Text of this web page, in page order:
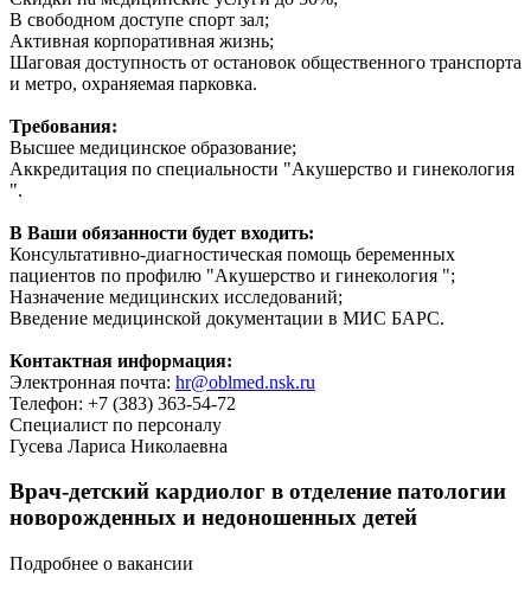
В свободном доступе спорт зал;
Активная корпоративная жизнь;
Шаговая доступность от остановок общественного транспорта
и метро, охраняемая парковка.
Требования:
Высшее медицинское образование;
Аккредитация по специальности "Акушерство и гинекология
".
В Ваши обязанности будет входить:
Консультативно-диагностическая помощь беременных
пациентов по профилю "Акушерство и гинекология ";
Назначение медицинских исследований;
Введение медицинской документации в МИС БАРС.
Контактная информация:
Электронная почта: hr@oblmed.nsk.ru
Телефон: +7 (383) 363-54-72
Специалист по персоналу
Гусева Лариса Николаевна
Врач-детский кардиолог в отделение патологии
новорожденных и недоношенных детей
Подробнее о вакансии